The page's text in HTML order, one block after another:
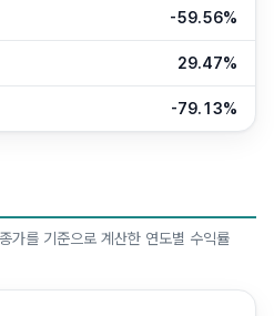
-59.56%
29.47%
-79.13%
가를 기준으로 계산한 연도별 수익률